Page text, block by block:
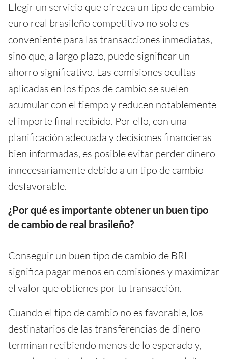
Elegir un servicio que ofrezca un tipo de cambio
euro real brasileño competitivo no solo es
conveniente para las transacciones inmediatas,
sino que, a largo plazo, puede significar un
ahorro significativo. Las comisiones ocultas
aplicadas en los tipos de cambio se suelen
acumular con el tiempo y reducen notablemente
el importe final recibido. Por ello, con una
planificación adecuada y decisiones financieras
bien informadas, es posible evitar perder dinero
innecesariamente debido a un tipo de cambio
desfavorable.
¿Por qué es importante obtener un buen tipo
de cambio de real brasileño?
Conseguir un buen tipo de cambio de BRL
significa pagar menos en comisiones y maximizar
el valor que obtienes por tu transacción.
Cuando el tipo de cambio no es favorable, los
destinatarios de las transferencias de dinero
terminan recibiendo menos de lo esperado y,